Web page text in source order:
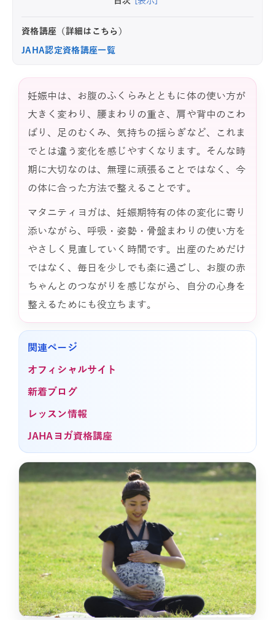
資格講座（詳細はこちら）
JAHA認定資格講座一覧
妊娠中は、お腹のふくらみとともに体の使い方が
大きく変わり、腰まわりの重さ、肩や背中のこわ
ばり、足のむくみ、気持ちの揺らぎなど、これま
でとは違う変化を感じやすくなります。そんな時
期に大切なのは、無理に頑張ることではなく、今
の体に合った方法で整えることです。
マタニティヨガは、妊娠期特有の体の変化に寄り
添いながら、呼吸・姿勢・骨盤まわりの使い方を
やさしく見直していく時間です。出産のためだけ
ではなく、毎日を少しでも楽に過ごし、お腹の赤
ちゃんとのつながりを感じながら、自分の心身を
整えるためにも役立ちます。
関連ページ
オフィシャルサイト
新着ブログ
レッスン情報
JAHAヨガ資格講座